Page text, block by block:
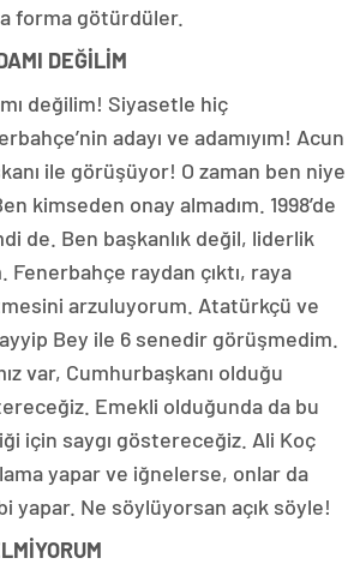
forma götürdüler.
DEĞİLİM
değilim! Siyasetle hiç
adayı ve adamıyım! Acun
ile görüşüyor! O zaman ben niye
kimseden onay almadım. 1998’de
de. Ben başkanlık değil, liderlik
raydan çıktı, raya
arzuluyorum. Atatürkçü ve
Bey ile 6 senedir görüşmedim.
var, Cumhurbaşkanı olduğu
Emekli olduğunda da bu
için saygı göstereceğiz. Ali Koç
yapar ve iğnelerse, onlar da
yapar. Ne söylüyorsan açık söyle!